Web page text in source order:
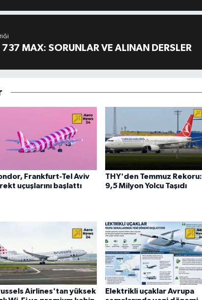
737 MAX: SORUNLAR VE ALINAN DERSLER
Frankfurt-Tel Aviv
uçuşlarını başlattı
THY'den Temmuz Rekoru:
9,5 Milyon Yolcu Taşıdı
Airlines'tan yüksek
Elektrikli uçaklar Avrupa